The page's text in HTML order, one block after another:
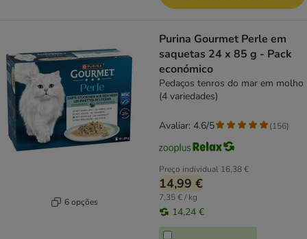
6 opções
Purina Gourmet Perle em
saquetas 24 x 85 g - Pack
económico
Pedaços tenros do mar em molho
(4 variedades)
Preço individual 16,38 €
14,99 €
7,35 € / kg
14,24 €
Avaliar: 4.6/5 (156)